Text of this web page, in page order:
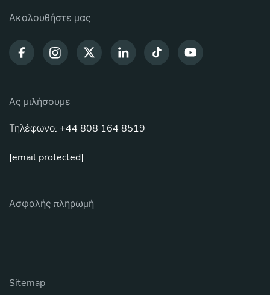
Ακολουθήστε μας
Ας μιλήσουμε
Τηλέφωνο: +44 808 164 8519
[email protected]
Ασφαλής πληρωμή
Sitemap